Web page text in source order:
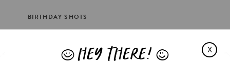
BIRTHDAY SHOTS
€3.5
OPTIES SELECTEREN X
JHEY THERE! L